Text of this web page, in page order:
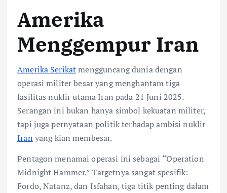
Amerika
Menggempur Iran
Amerika Serikatmengguncang dunia dengan
operasi militer besar yang menghantam tiga
fasilitas nuklir utama Iran pada 21 Juni 2025.
Serangan ini bukan hanya simbol kekuatan militer,
tapi juga pernyataan politik terhadap ambisi nuklir
Iranyang kian membesar.
Pentagon menamai operasi ini sebagai “Operation
Midnight Hammer.” Targetnya sangat spesifik:
Fordo, Natanz, dan Isfahan, tiga titik penting dalam